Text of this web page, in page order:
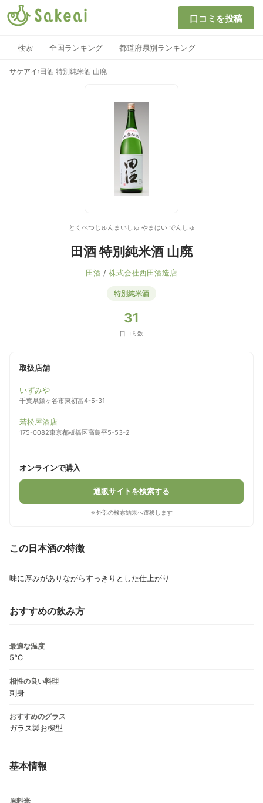
口コミを投稿
検索 全国ランキング 都道府県別ランキング
サケアイ ›田酒 特別純米酒 山廃
とくべつじゅんまいしゅ やまはい でんしゅ
田酒 特別純米酒 山廃
田酒 / 株式会社西田酒造店
特別純米酒
31
口コミ数
取扱店舗
いずみや
千葉県鎌ヶ谷市東初富4-5-31
若松屋酒店
175-0082東京都板橋区高島平5-53-2
オンラインで購入
通販サイトを検索する
※ 外部の検索結果へ遷移します
この日本酒の特徴
味に厚みがありながらすっきりとした仕上がり
おすすめの飲み方
最適な温度
5℃
相性の良い料理
刺身
おすすめのグラス
ガラス製お椀型
基本情報
原料米